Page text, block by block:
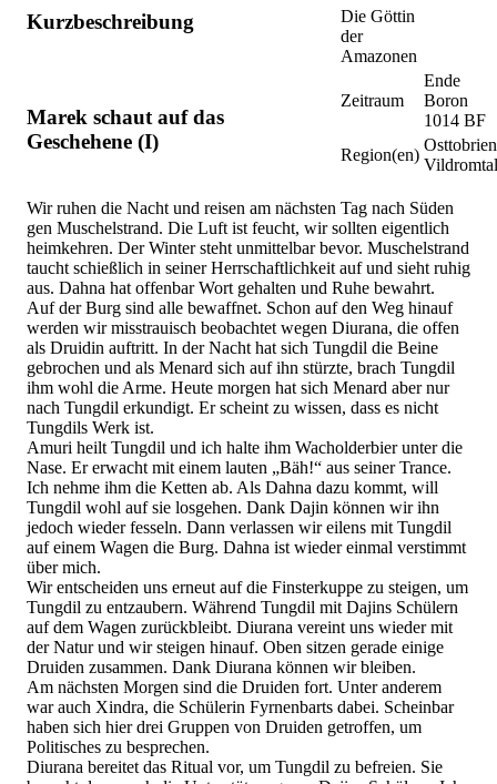
Die Göttin
der
Amazonen
Zeitraum
Ende
Boron
1014 BF
Region(en)
Vildromtal
Kurzbeschreibung
Marek schaut auf das
Geschehene (I)
Wir ruhen die Nacht und reisen am nächsten Tag nach Süden
gen Muschelstrand. Die Luft ist feucht, wir sollten eigentlich
heimkehren. Der Winter steht unmittelbar bevor. Muschelstrand
taucht schießlich in seiner Herrschaftlichkeit auf und sieht ruhig
aus. Dahna hat offenbar Wort gehalten und Ruhe bewahrt.
Auf der Burg sind alle bewaffnet. Schon auf den Weg hinauf
werden wir misstrauisch beobachtet wegen Diurana, die offen
als Druidin auftritt. In der Nacht hat sich Tungdil die Beine
gebrochen und als Menard sich auf ihn stürzte, brach Tungdil
ihm wohl die Arme. Heute morgen hat sich Menard aber nur
nach Tungdil erkundigt. Er scheint zu wissen, dass es nicht
Tungdils Werk ist.
Amuri heilt Tungdil und ich halte ihm Wacholderbier unter die
Nase. Er erwacht mit einem lauten „Bäh!“ aus seiner Trance.
Ich nehme ihm die Ketten ab. Als Dahna dazu kommt, will
Tungdil wohl auf sie losgehen. Dank Dajin können wir ihn
jedoch wieder fesseln. Dann verlassen wir eilens mit Tungdil
auf einem Wagen die Burg. Dahna ist wieder einmal verstimmt
über mich.
Wir entscheiden uns erneut auf die Finsterkuppe zu steigen, um
Tungdil zu entzaubern. Während Tungdil mit Dajins Schülern
auf dem Wagen zurückbleibt. Diurana vereint uns wieder mit
der Natur und wir steigen hinauf. Oben sitzen gerade einige
Druiden zusammen. Dank Diurana können wir bleiben.
Am nächsten Morgen sind die Druiden fort. Unter anderem
war auch Xindra, die Schülerin Fyrnenbarts dabei. Scheinbar
haben sich hier drei Gruppen von Druiden getroffen, um
Politisches zu besprechen.
Diurana bereitet das Ritual vor, um Tungdil zu befreien. Sie